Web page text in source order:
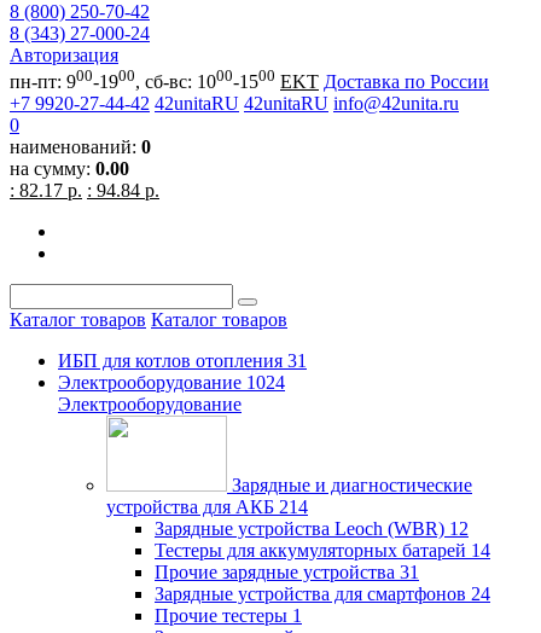
8 (800) 250-70-42
8 (343) 27-000-24
Авторизация
пн-пт: 900-1900, сб-вс: 1000-1500 EKT Доставка по России
+7 9920-27-44-42 42unitaRU 42unitaRU info@42unita.ru
0
наименований: 0
на сумму: 0.00
: 82.17 р. : 94.84 р.
Каталог товаров Каталог товаров
ИБП для котлов отопления 31
Электрооборудование 1024
Электрооборудование
Зарядные и диагностические
устройства для АКБ 214
Зарядные устройства Leoch (WBR) 12
Тестеры для аккумуляторных батарей 14
Прочие зарядные устройства 31
Зарядные устройства для смартфонов 24
Прочие тестеры 1